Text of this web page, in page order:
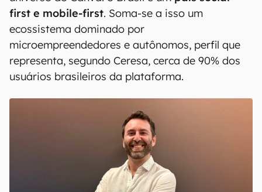
Dois fatores culturais também se destacam no
universo do Canva: o Brasil é um
. Soma-se a isso um
ecossistema dominado por
microempreendedores e autônomos, perfil que